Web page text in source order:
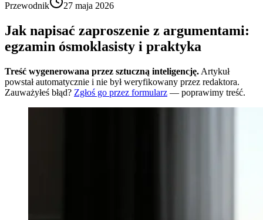
Przewodnik
27 maja 2026
Jak napisać zaproszenie z argumentami:
egzamin ósmoklasisty i praktyka
Treść wygenerowana przez sztuczną inteligencję. Artykuł
powstał automatycznie i nie był weryfikowany przez redaktora.
Zauważyłeś błąd? Zgłoś go przez formularz — poprawimy treść.